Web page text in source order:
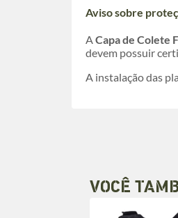
Aviso sobre
ACapa de Colete
devem possuir
A instalação das
VOCÊ